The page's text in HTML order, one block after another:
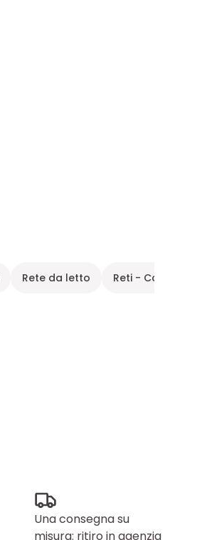
Rete da letto Reti -
Una consegna su
misura: ritiro in agenzia